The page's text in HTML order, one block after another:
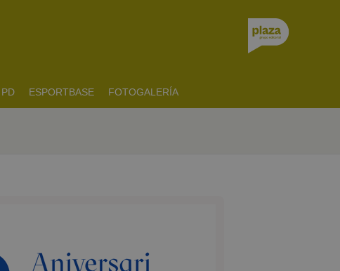
ESPORTBASE FOTOGALERÍA